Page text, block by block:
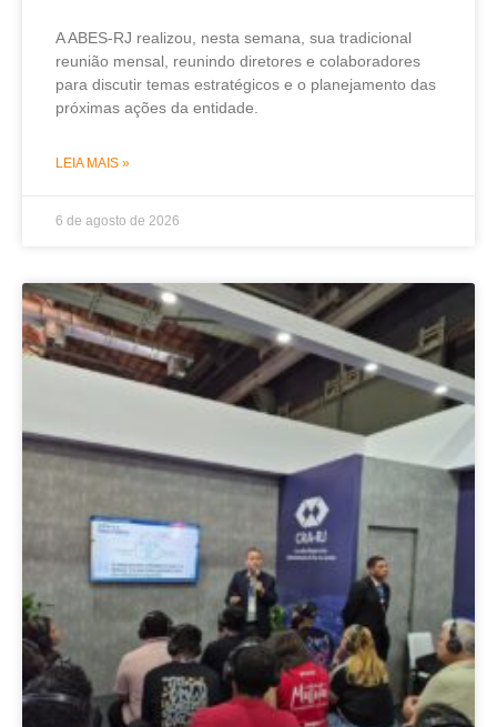
A ABES-RJ realizou, nesta semana, sua tradicional
reunião mensal, reunindo diretores e colaboradores
para discutir temas estratégicos e o planejamento das
próximas ações da entidade.
LEIA MAIS »
6 de agosto de 2026